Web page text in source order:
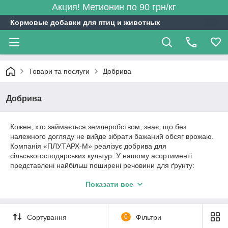
Акция! Метионин по 90 грн/кг
Кормовые добавки для птиц и животных
Товари та послуги Добрива
Добрива
Кожен, хто займається землеробством, знає, що без
належного догляду не вийде зібрати бажаний обсяг врожаю.
Компанія «ПЛУТАРХ-М» реалізує добрива для
сільськогосподарських культур. У нашому асортименті
представлені найбільш поширені речовини для ґрунту:
асортименті та іншу продукцію. Всі товари можна купити
Показати все
Сортування 0 Фільтри